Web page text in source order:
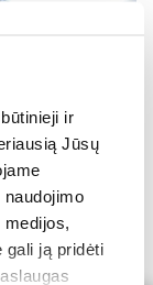
ir
Jūsų
gali ją pridėti